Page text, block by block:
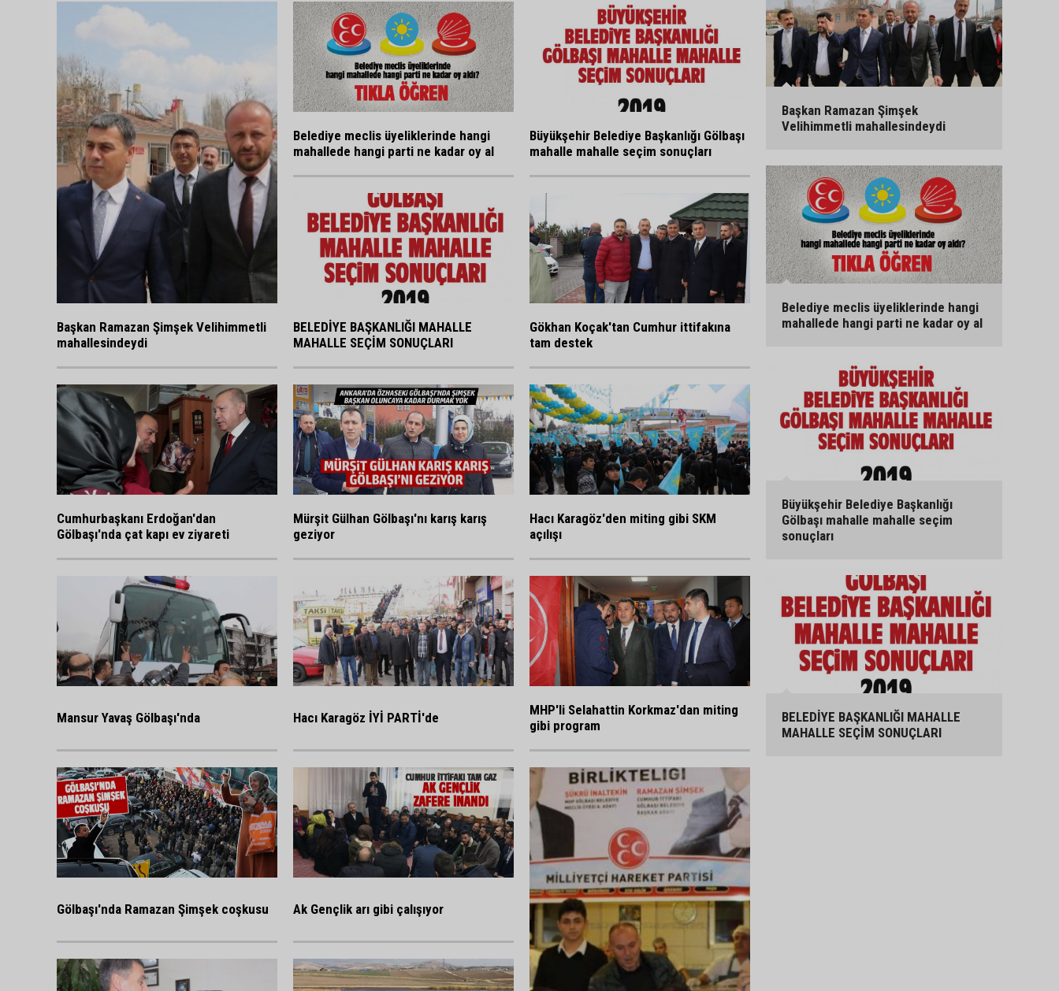
Başkan Ramazan Şimşek Velihimmetli
mahallesindeydi
Belediye meclis üyeliklerinde hangi
mahallede hangi parti ne kadar oy al
Büyükşehir Belediye Başkanlığı Gölbaşı
mahalle mahalle seçim sonuçları
BELEDİYE BAŞKANLIĞI MAHALLE
MAHALLE SEÇİM SONUÇLARI
Gökhan Koçak'tan Cumhur ittifakına
tam destek
Cumhurbaşkanı Erdoğan'dan
Gölbaşı'nda çat kapı ev ziyareti
Mürşit Gülhan Gölbaşı'nı karış karış
geziyor
Hacı Karagöz'den miting gibi SKM
açılışı
Mansur Yavaş Gölbaşı'nda Hacı Karagöz İYİ PARTİ'de
MHP'li Selahattin Korkmaz'dan miting
gibi program
Gölbaşı'nda Ramazan Şimşek coşkusu Ak Gençlik arı gibi çalışıyor
Başkan Ramazan Şimşek
Velihimmetli mahallesindeydi
Belediye meclis üyeliklerinde hangi
mahallede hangi parti ne kadar oy al
Büyükşehir Belediye Başkanlığı
Gölbaşı mahalle mahalle seçim
sonuçları
BELEDİYE BAŞKANLIĞI MAHALLE
MAHALLE SEÇİM SONUÇLARI